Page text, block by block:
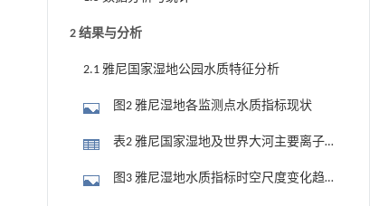
2 结果与分析
2.1 雅尼国家湿地公园水质特征分析
图2 雅尼湿地各监测点水质指标现状
表2 雅尼国家湿地及世界大河主要离子
图3 雅尼湿地水质指标时空尺度变化趋